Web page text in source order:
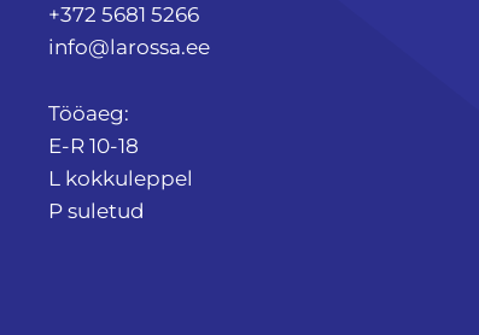
+372 5681 5266
info@larossa.ee
Tööaeg:
E-R 10-18
L kokkuleppel
P suletud